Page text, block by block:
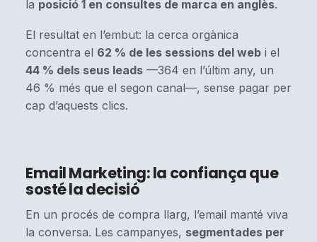
la posició 1 en consultes de marca en anglès.
El resultat en l’embut: la cerca orgànica
concentra el 62 % de les sessions del web i el
44 % dels seus leads —364 en l’últim any, un
46 % més que el segon canal—, sense pagar per
cap d’aquests clics.
Email Marketing: la confiança que
sosté la decisió
En un procés de compra llarg, l’email manté viva
la conversa. Les campanyes, segmentades per